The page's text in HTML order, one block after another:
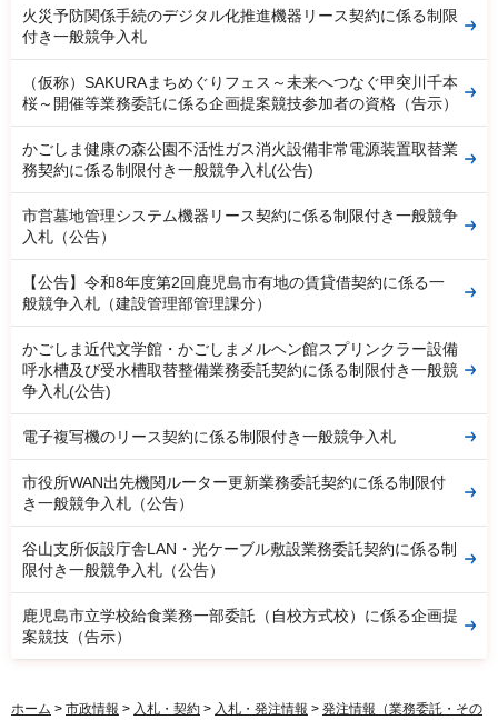
火災予防関係手続のデジタル化推進機器リース契約に係る制限
付き一般競争入札
（仮称）SAKURAまちめぐりフェス～未来へつなぐ甲突川千本
桜～開催等業務委託に係る企画提案競技参加者の資格（告示）
かごしま健康の森公園不活性ガス消火設備非常電源装置取替業
務契約に係る制限付き一般競争入札(公告)
市営墓地管理システム機器リース契約に係る制限付き一般競争
入札（公告）
【公告】令和8年度第2回鹿児島市有地の賃貸借契約に係る一
般競争入札（建設管理部管理課分）
かごしま近代文学館・かごしまメルヘン館スプリンクラー設備
呼水槽及び受水槽取替整備業務委託契約に係る制限付き一般競
争入札(公告)
電子複写機のリース契約に係る制限付き一般競争入札
市役所WAN出先機関ルーター更新業務委託契約に係る制限付
き一般競争入札（公告）
谷山支所仮設庁舎LAN・光ケーブル敷設業務委託契約に係る制
限付き一般競争入札（公告）
鹿児島市立学校給食業務一部委託（自校方式校）に係る企画提
案競技（告示）
ホーム > 市政情報 > 入札・契約 > 入札・発注情報 > 発注情報（業務委託・その